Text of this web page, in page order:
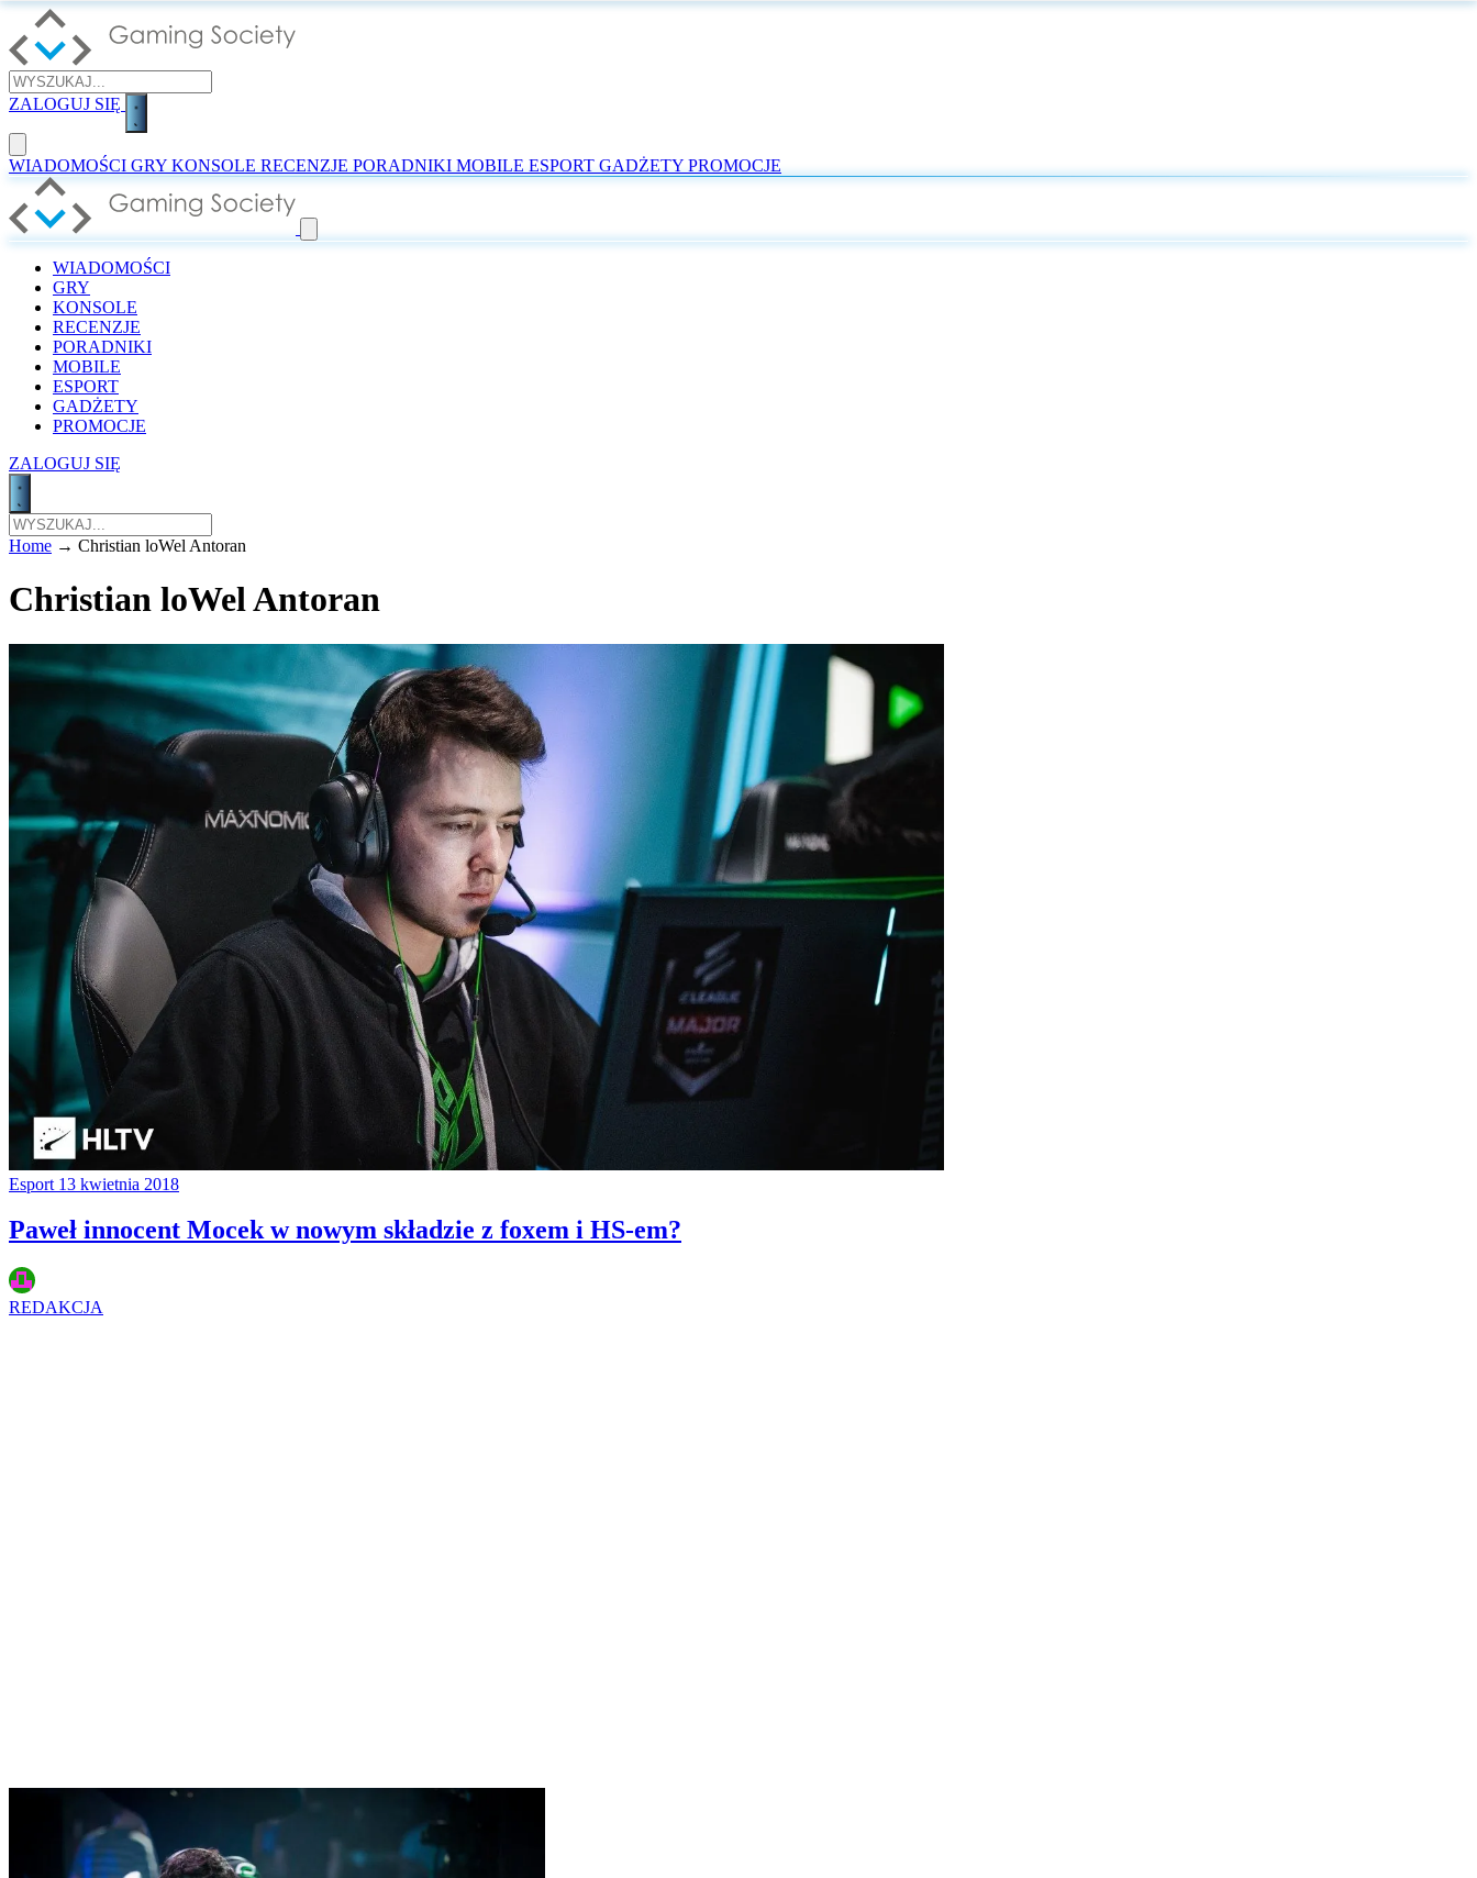
ZALOGUJ SIĘ
WIADOMOŚCI GRY KONSOLE RECENZJE PORADNIKI MOBILE ESPORT GADŻETY PROMOCJE
WIADOMOŚCI
GRY
KONSOLE
RECENZJE
PORADNIKI
MOBILE
ESPORT
GADŻETY
PROMOCJE
ZALOGUJ SIĘ
Home → Christian loWel Antoran
Christian loWel Antoran
Esport 13 kwietnia 2018
Paweł innocent Mocek w nowym składzie z foxem i HS-em?
REDAKCJA